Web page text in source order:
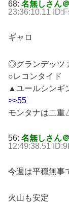
68: 名無しさん
23:36:10.11
ギャロ
◎グランデッツ
○レコンタイド
▲ユールシンギ
>>55
モンタナは二重
56: 名無しさん
12:49:38.51
今週は平穏無事
火山も安定